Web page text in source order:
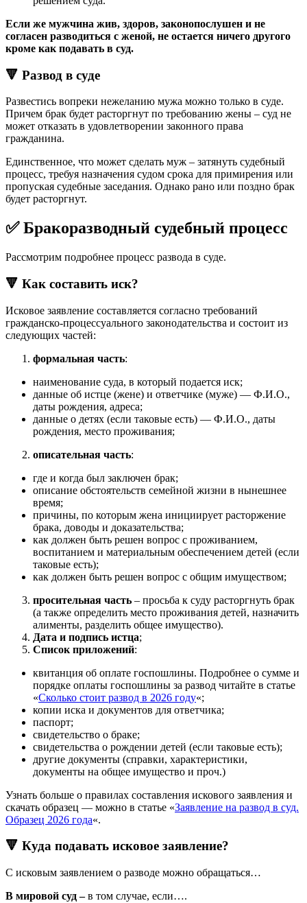
Если же мужчина жив, здоров, законопослушен и не
согласен разводиться с женой, не остается ничего другого
кроме как подавать в суд.
🔻 Развод в суде
Развестись вопреки нежеланию мужа можно только в суде.
Причем брак будет расторгнут по требованию жены – суд не
может отказать в удовлетворении законного права
гражданина.
Единственное, что может сделать муж – затянуть судебный
процесс, требуя назначения судом срока для примирения или
пропуская судебные заседания. Однако рано или поздно брак
будет расторгнут.
✅ Бракоразводный судебный процесс
Рассмотрим подробнее процесс развода в суде.
🔻 Как составить иск?
Исковое заявление составляется согласно требований
гражданско-процессуального законодательства и состоит из
следующих частей:
формальная часть:
наименование суда, в который подается иск;
данные об истце (жене) и ответчике (муже) — Ф.И.О.,
даты рождения, адреса;
данные о детях (если таковые есть) — Ф.И.О., даты
рождения, место проживания;
описательная часть:
где и когда был заключен брак;
описание обстоятельств семейной жизни в нынешнее
время;
причины, по которым жена инициирует расторжение
брака, доводы и доказательства;
как должен быть решен вопрос с проживанием,
воспитанием и материальным обеспечением детей (если
таковые есть);
как должен быть решен вопрос с общим имуществом;
просительная часть – просьба к суду расторгнуть брак
(а также определить место проживания детей, назначить
алименты, разделить общее имущество).
Дата и подпись истца;
Список приложений:
квитанция об оплате госпошлины. Подробнее о сумме и
порядке оплаты госпошлины за развод читайте в статье
«Сколько стоит развод в 2026 году«;
копии иска и документов для ответчика;
паспорт;
свидетельство о браке;
свидетельства о рождении детей (если таковые есть);
другие документы (справки, характеристики,
документы на общее имущество и проч.)
Узнать больше о правилах составления искового заявления и
скачать образец — можно в статье «Заявление на развод в суд.
Образец 2026 года«.
🔻 Куда подавать исковое заявление?
С исковым заявлением о разводе можно обращаться…
В мировой суд –в том случае, если….